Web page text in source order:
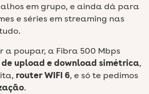
em grupo, e ainda dá para
e séries em streaming nas
a poupar, a Fibra 500 Mbps
upload e download simétrica,
router WIFI 6, e só te pedimos
.